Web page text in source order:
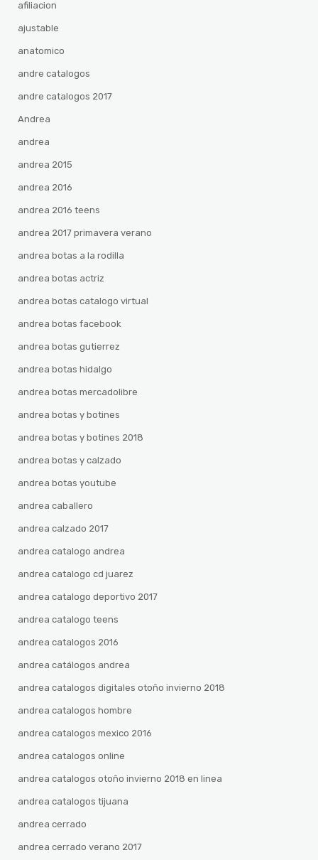
afiliacion
ajustable
anatomico
andre catalogos
andre catalogos 2017
Andrea
andrea
andrea 2015
andrea 2016
andrea 2016 teens
andrea 2017 primavera verano
andrea botas a la rodilla
andrea botas actriz
andrea botas catalogo virtual
andrea botas facebook
andrea botas gutierrez
andrea botas hidalgo
andrea botas mercadolibre
andrea botas y botines
andrea botas y botines 2018
andrea botas y calzado
andrea botas youtube
andrea caballero
andrea calzado 2017
andrea catalogo andrea
andrea catalogo cd juarez
andrea catalogo deportivo 2017
andrea catalogo teens
andrea catalogos 2016
andrea catálogos andrea
andrea catalogos digitales otoño invierno 2018
andrea catalogos hombre
andrea catalogos mexico 2016
andrea catalogos online
andrea catalogos otoño invierno 2018 en linea
andrea catalogos tijuana
andrea cerrado
andrea cerrado verano 2017